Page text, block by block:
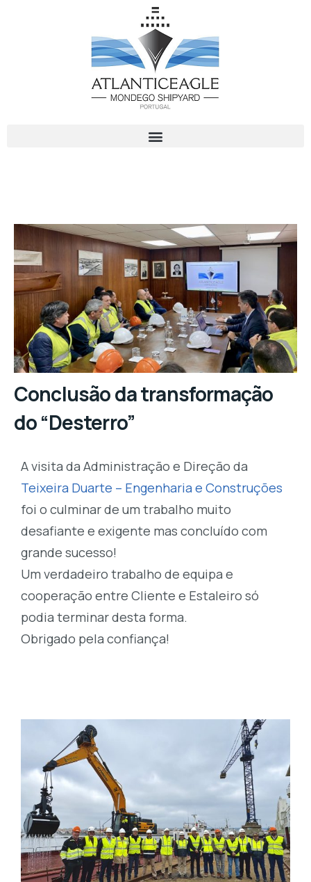
Conclusão da transformação
do “Desterro”
A visita da Administração e Direção da
Teixeira Duarte – Engenharia e Construções
foi o culminar de um trabalho muito
desafiante e exigente mas concluído com
grande sucesso!
Um verdadeiro trabalho de equipa e
cooperação entre Cliente e Estaleiro só
podia terminar desta forma.
Obrigado pela confiança!